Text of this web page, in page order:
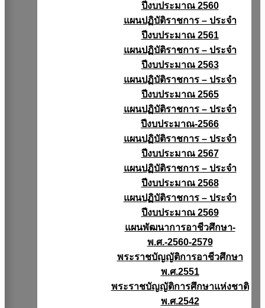
ปีงบประมาณ 2560
แผนปฏิบัติราชการ – ประจำ
ปีงบประมาณ 2561
แผนปฏิบัติราชการ – ประจำ
ปีงบประมาณ 2563
แผนปฏิบัติราชการ – ประจำ
ปีงบประมาณ 2565
แผนปฏิบัติราชการ – ประจำ
ปีงบประมาณ-2566
แผนปฏิบัติราชการ – ประจำ
ปีงบประมาณ 2567
แผนปฏิบัติราชการ – ประจำ
ปีงบประมาณ 2568
แผนปฏิบัติราชการ – ประจำ
ปีงบประมาณ 2569
แผนพัฒนาการอาชีวศึกษา-
พ.ศ.-2560-2579
พระราชบัญญัติการอาชีวศึกษา
พ.ศ.2551
พระราชบัญญัติการศึกษาแห่งชาติ
พ.ศ.2542